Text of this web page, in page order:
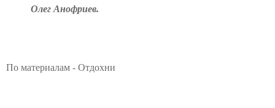
Олег Анофриев.
По материалам - Отдохни